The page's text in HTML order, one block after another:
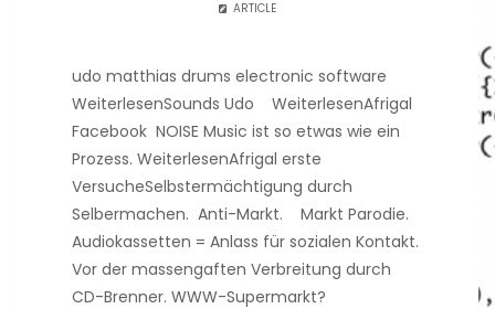
ARTICLE
udo matthias drums electronic software
WeiterlesenSounds Udo WeiterlesenAfrigal
Facebook NOISE Music ist so etwas wie ein
Prozess. WeiterlesenAfrigal erste
VersucheSelbstermächtigung durch
Selbermachen. Anti-Markt. Markt Parodie.
Audiokassetten = Anlass für sozialen Kontakt.
Vor der massengaften Verbreitung durch
CD-Brenner. WWW-Supermarkt?